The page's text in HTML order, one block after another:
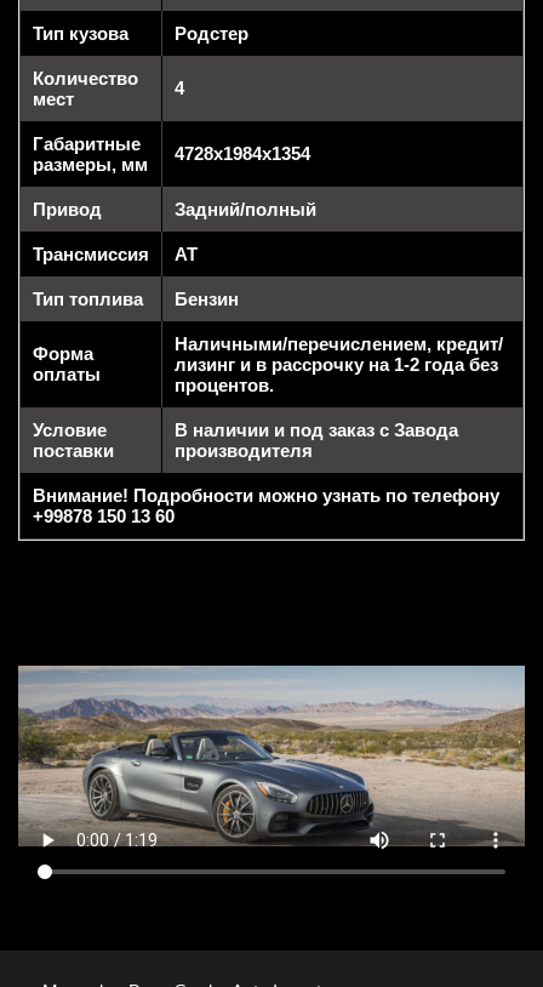
Тип кузова Родстер
Количество
мест
4
Габаритные
размеры, мм
4728x1984x1354
Привод Задний/полный
Трансмиссия AT
Тип топлива Бензин
Форма
оплаты
Наличными/перечислением, кредит/
лизинг и в рассрочку на 1-2 года без
процентов.
Условие
поставки
В наличии и под заказ с Завода
производителя
Внимание! Подробности можно узнать по телефону
+99878 150 13 60